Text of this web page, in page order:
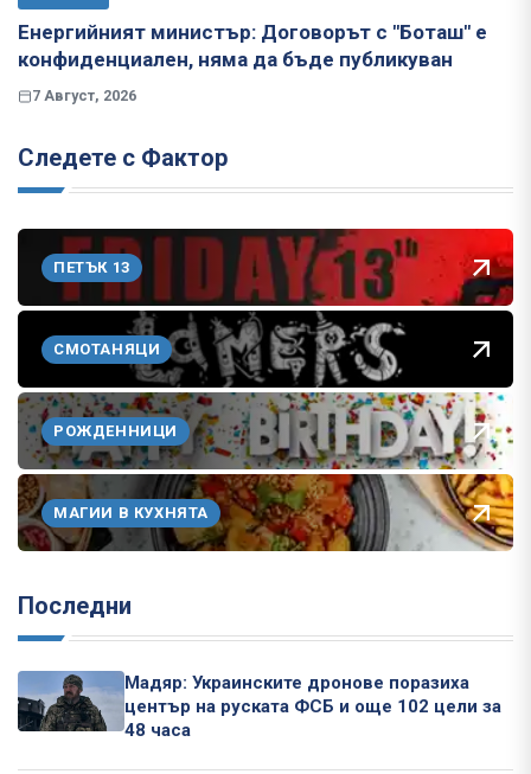
Енергийният министър: Договорът с "Боташ" е
конфиденциален, няма да бъде публикуван
7 Август, 2026
Следете с Фактор
ПЕТЪК 13
СМОТАНЯЦИ
РОЖДЕННИЦИ
МАГИИ В КУХНЯТА
Последни
Мадяр: Украинските дронове поразиха
център на руската ФСБ и още 102 цели за
48 часа